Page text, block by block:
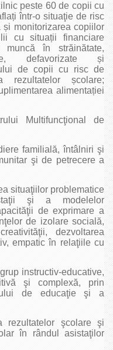
peste 60 de copii cu
într-o situaţie de risc
monitorizarea copiilor
cu situații financiare
în străinătate,
defavorizate și
de copii cu risc de
rezultatelor școlare;
alimentației
Multifuncţional de
familială, întâlniri şi
şi de petrecere a
situaţiilor problematice
şi a modelelor
de exprimare a
de izolare socială,
dezvoltarea
empatic în relaţiile cu
instructiv-educative,
şi complexă, prin
de educaţie şi a
rezultatelor şcolare şi
în rândul asistaţilor